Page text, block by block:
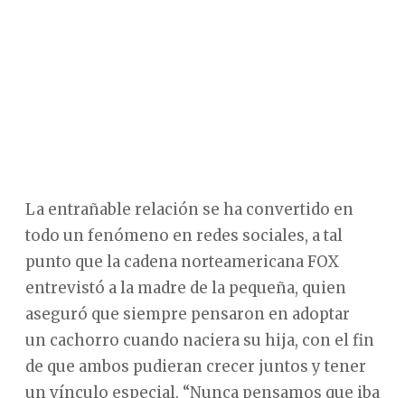
La entrañable relación se ha convertido en
todo un fenómeno en redes sociales, a tal
punto que la cadena norteamericana FOX
entrevistó a la madre de la pequeña, quien
aseguró que siempre pensaron en adoptar
un cachorro cuando naciera su hija, con el fin
de que ambos pudieran crecer juntos y tener
un vínculo especial. “Nunca pensamos que iba